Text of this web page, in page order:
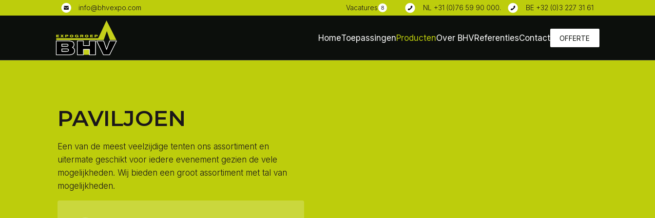
info@bhvexpo.com Vacatures 8 NL +31 (0)76 59 90 000. BE +32 (0)3 227 31 61
HomeToepassingenProductenOver BHVReferentiesContact OFFERTE
PAVILJOEN
Een van de meest veelzijdige tenten ons assortiment en
uitermate geschikt voor iedere evenement gezien de vele
mogelijkheden. Wij bieden een groot assortiment met tal van
mogelijkheden.